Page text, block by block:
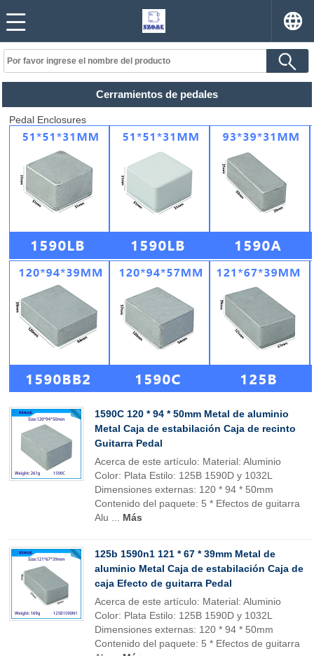
Cerramientos de pedales
Pedal Enclosures
1590C 120 * 94 * 50mm Metal de aluminio
Metal Caja de estabilación Caja de recinto
Guitarra Pedal
Acerca de este artículo: Material: Aluminio
Color: Plata Estilo: 125B 1590D y 1032L
Dimensiones externas: 120 * 94 * 50mm
Contenido del paquete: 5 * Efectos de guitarra
Alu ... Más
125b 1590n1 121 * 67 * 39mm Metal de
aluminio Metal Caja de estabilación Caja de
caja Efecto de guitarra Pedal
Acerca de este artículo: Material: Aluminio
Color: Plata Estilo: 125B 1590D y 1032L
Dimensiones externas: 120 * 94 * 50mm
Contenido del paquete: 5 * Efectos de guitarra